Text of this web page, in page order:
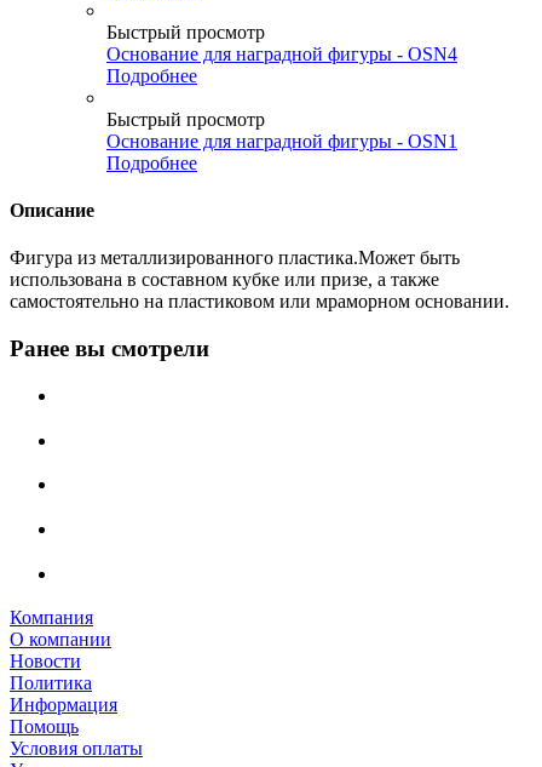
Быстрый просмотр
Основание для наградной фигуры - OSN4
Подробнее
Быстрый просмотр
Основание для наградной фигуры - OSN1
Подробнее
Описание
Фигура из металлизированного пластика.Может быть
использована в составном кубке или призе, а также
самостоятельно на пластиковом или мраморном основании.
Ранее вы смотрели
Компания
О компании
Новости
Политика
Информация
Помощь
Условия оплаты